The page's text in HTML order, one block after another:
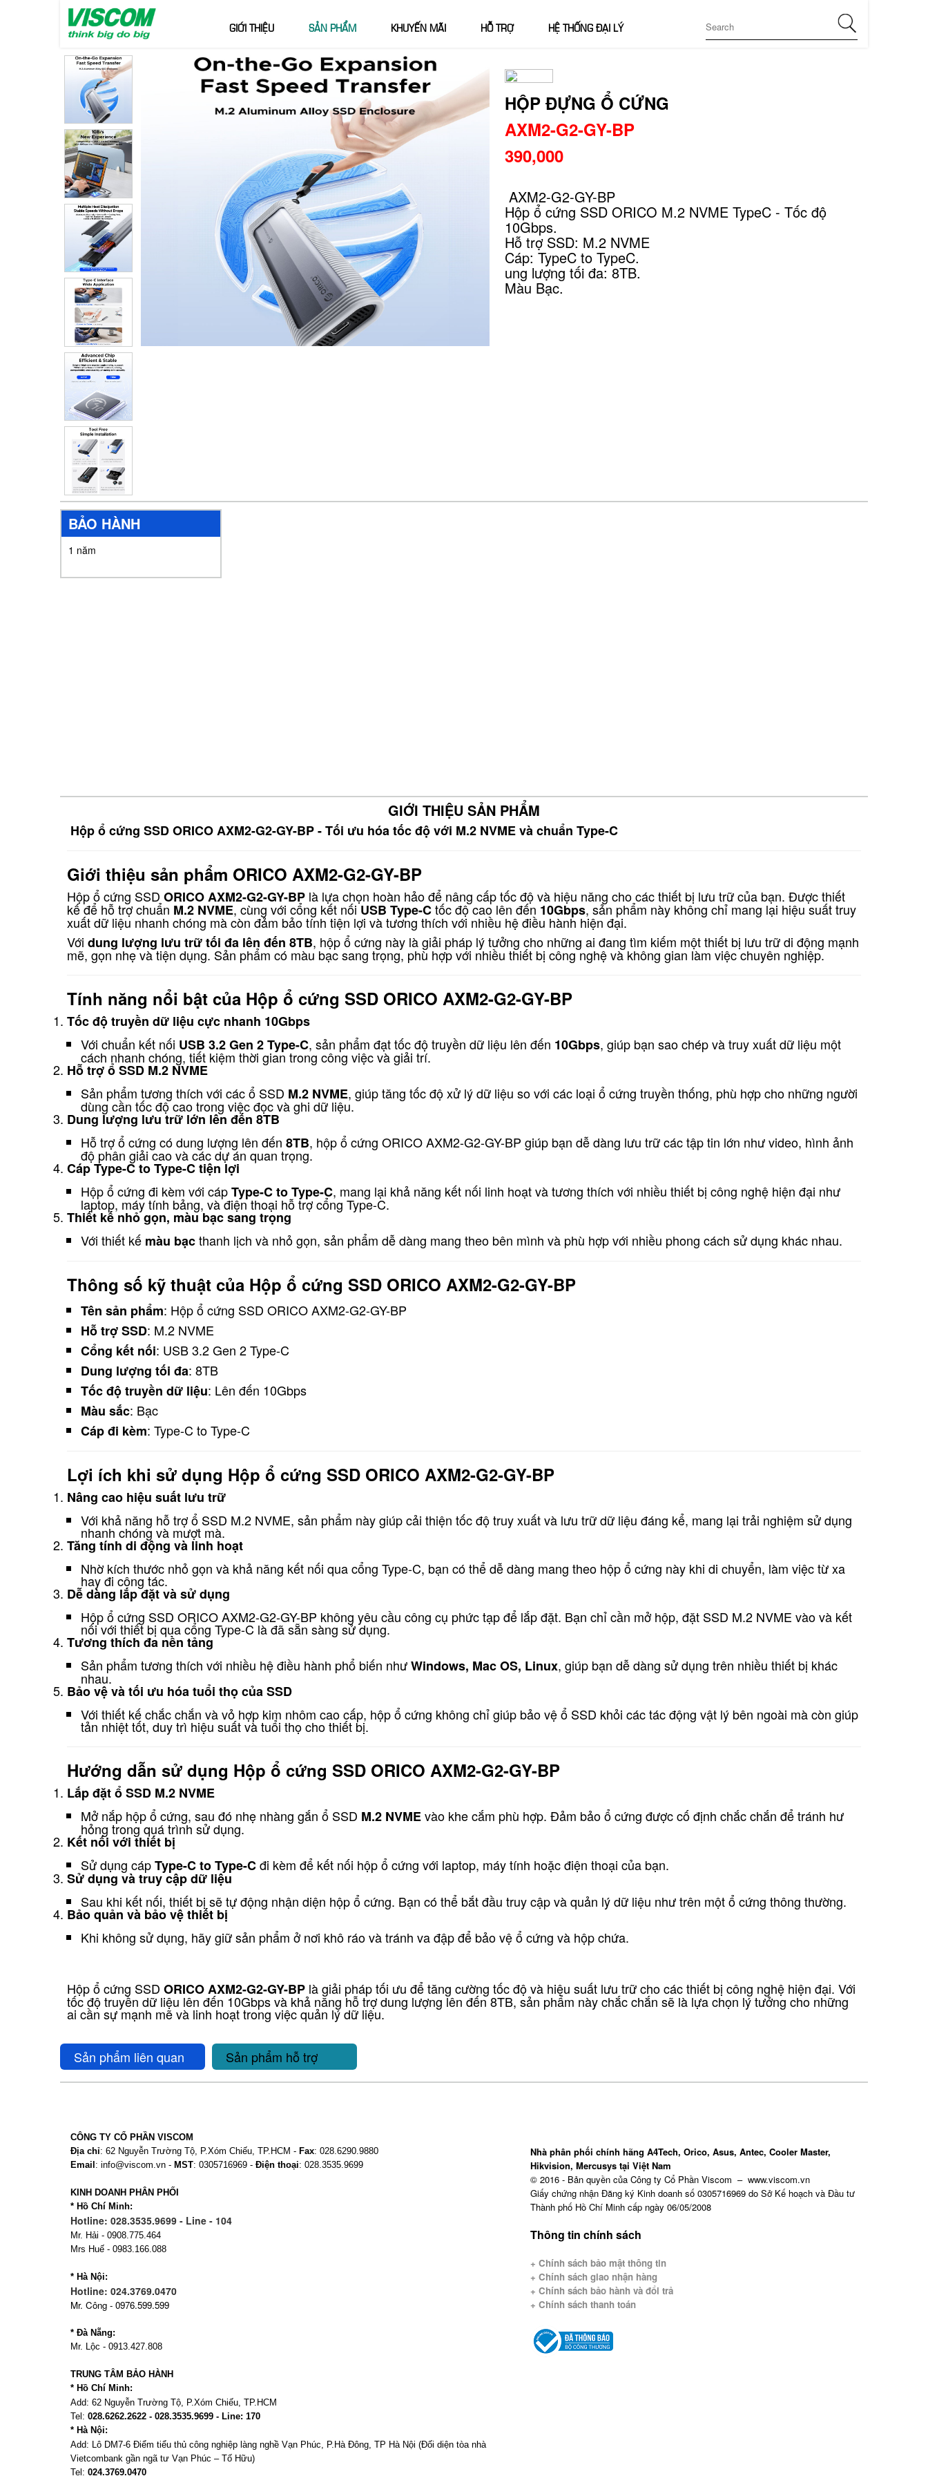
GIỚI THIỆU SẢN PHẨM KHUYẾN MÃI HỖ TRỢ HỆ THỐNG ĐẠI LÝ
HỘP ĐỰNG Ổ CỨNG
AXM2-G2-GY-BP
390,000
AXM2-G2-GY-BP
Hộp ổ cứng SSD ORICO M.2 NVME TypeC - Tốc độ
10Gbps.
Hỗ trợ SSD: M.2 NVME
Cáp: TypeC to TypeC.
ung lượng tối đa: 8TB.
Màu Bạc.
BẢO HÀNH
1 năm
GIỚI THIỆU SẢN PHẨM
Hộp ổ cứng SSD ORICO AXM2-G2-GY-BP - Tối ưu hóa tốc độ với M.2 NVME và chuẩn Type-C
Giới thiệu sản phẩm ORICO AXM2-G2-GY-BP
Hộp ổ cứng SSD ORICO AXM2-G2-GY-BP là lựa chọn hoàn hảo để nâng cấp tốc độ và hiệu năng cho các thiết bị lưu trữ của bạn. Được thiết
kế để hỗ trợ chuẩn M.2 NVME, cùng với cổng kết nốiUSB Type-Ctốc độ cao lên đến 10Gbps, sản phẩm này không chỉ mang lại hiệu suất truy
xuất dữ liệu nhanh chóng mà còn đảm bảo tính tiện lợi và tương thích với nhiều hệ điều hành hiện đại.
Với dung lượng lưu trữ tối đa lên đến 8TB, hộp ổ cứng này là giải pháp lý tưởng cho những ai đang tìm kiếm một thiết bị lưu trữ di động mạnh
mẽ, gọn nhẹ và tiện dụng. Sản phẩm có màu bạc sang trọng, phù hợp với nhiều thiết bị công nghệ và không gian làm việc chuyên nghiệp.
Tính năng nổi bật của Hộp ổ cứng SSD ORICO AXM2-G2-GY-BP
Tốc độ truyền dữ liệu cực nhanh 10Gbps
Với chuẩn kết nối USB 3.2 Gen 2 Type-C, sản phẩm đạt tốc độ truyền dữ liệu lên đến 10Gbps, giúp bạn sao chép và truy xuất dữ liệu một
cách nhanh chóng, tiết kiệm thời gian trong công việc và giải trí.
Hỗ trợ ổ SSD M.2 NVME
Sản phẩm tương thích với các ổ SSD M.2 NVME, giúp tăng tốc độ xử lý dữ liệu so với các loại ổ cứng truyền thống, phù hợp cho những người
dùng cần tốc độ cao trong việc đọc và ghi dữ liệu.
Dung lượng lưu trữ lớn lên đến 8TB
Hỗ trợ ổ cứng có dung lượng lên đến 8TB, hộp ổ cứng ORICO AXM2-G2-GY-BP giúp bạn dễ dàng lưu trữ các tập tin lớn như video, hình ảnh
độ phân giải cao và các dự án quan trọng.
Cáp Type-C to Type-C tiện lợi
Hộp ổ cứng đi kèm với cápType-C to Type-C, mang lại khả năng kết nối linh hoạt và tương thích với nhiều thiết bị công nghệ hiện đại như
laptop, máy tính bảng, và điện thoại hỗ trợ cổng Type-C.
Thiết kế nhỏ gọn, màu bạc sang trọng
Với thiết kế màu bạcthanh lịch và nhỏ gọn, sản phẩm dễ dàng mang theo bên mình và phù hợp với nhiều phong cách sử dụng khác nhau.
Thông số kỹ thuật của Hộp ổ cứng SSD ORICO AXM2-G2-GY-BP
Tên sản phẩm: Hộp ổ cứng SSD ORICO AXM2-G2-GY-BP
Hỗ trợ SSD: M.2 NVME
Cổng kết nối: USB 3.2 Gen 2 Type-C
Dung lượng tối đa: 8TB
Tốc độ truyền dữ liệu: Lên đến 10Gbps
Màu sắc: Bạc
Cáp đi kèm: Type-C to Type-C
Lợi ích khi sử dụng Hộp ổ cứng SSD ORICO AXM2-G2-GY-BP
Nâng cao hiệu suất lưu trữ
Với khả năng hỗ trợ ổ SSD M.2 NVME, sản phẩm này giúp cải thiện tốc độ truy xuất và lưu trữ dữ liệu đáng kể, mang lại trải nghiệm sử dụng
nhanh chóng và mượt mà.
Tăng tính di động và linh hoạt
Nhờ kích thước nhỏ gọn và khả năng kết nối qua cổng Type-C, bạn có thể dễ dàng mang theo hộp ổ cứng này khi di chuyển, làm việc từ xa
hay đi công tác.
Dễ dàng lắp đặt và sử dụng
Hộp ổ cứng SSD ORICO AXM2-G2-GY-BP không yêu cầu công cụ phức tạp để lắp đặt. Bạn chỉ cần mở hộp, đặt SSD M.2 NVME vào và kết
nối với thiết bị qua cổng Type-C là đã sẵn sàng sử dụng.
Tương thích đa nền tảng
Sản phẩm tương thích với nhiều hệ điều hành phổ biến nhưWindows, Mac OS, Linux, giúp bạn dễ dàng sử dụng trên nhiều thiết bị khác
nhau.
Bảo vệ và tối ưu hóa tuổi thọ của SSD
Với thiết kế chắc chắn và vỏ hợp kim nhôm cao cấp, hộp ổ cứng không chỉ giúp bảo vệ ổ SSD khỏi các tác động vật lý bên ngoài mà còn giúp
tản nhiệt tốt, duy trì hiệu suất và tuổi thọ cho thiết bị.
Hướng dẫn sử dụng Hộp ổ cứng SSD ORICO AXM2-G2-GY-BP
Lắp đặt ổ SSD M.2 NVME
Mở nắp hộp ổ cứng, sau đó nhẹ nhàng gắn ổ SSD M.2 NVMEvào khe cắm phù hợp. Đảm bảo ổ cứng được cố định chắc chắn để tránh hư
hỏng trong quá trình sử dụng.
Kết nối với thiết bị
Sử dụng cápType-C to Type-Cđi kèm để kết nối hộp ổ cứng với laptop, máy tính hoặc điện thoại của bạn.
Sử dụng và truy cập dữ liệu
Sau khi kết nối, thiết bị sẽ tự động nhận diện hộp ổ cứng. Bạn có thể bắt đầu truy cập và quản lý dữ liệu như trên một ổ cứng thông thường.
Bảo quản và bảo vệ thiết bị
Khi không sử dụng, hãy giữ sản phẩm ở nơi khô ráo và tránh va đập để bảo vệ ổ cứng và hộp chứa.
Hộp ổ cứng SSD ORICO AXM2-G2-GY-BP là giải pháp tối ưu để tăng cường tốc độ và hiệu suất lưu trữ cho các thiết bị công nghệ hiện đại. Với
tốc độ truyền dữ liệu lên đến 10Gbps và khả năng hỗ trợ dung lượng lên đến 8TB, sản phẩm này chắc chắn sẽ là lựa chọn lý tưởng cho những
ai cần sự mạnh mẽ và linh hoạt trong việc quản lý dữ liệu.
Sản phẩm liên quan Sản phẩm hỗ trợ
CÔNG TY CỔ PHẦN VISCOM
Địa chỉ: 62 Nguyễn Trường Tộ, P.Xóm Chiếu, TP.HCM - Fax: 028.6290.9880
Email: info@viscom.vn - MST: 0305716969 - Điện thoại: 028.3535.9699
KINH DOANH PHÂN PHỐI
* Hồ Chí Minh:
Hotline: 028.3535.9699 - Line - 104
Mr. Hải - 0908.775.464
Mrs Huế - 0983.166.088
* Hà Nội:
Hotline: 024.3769.0470
Mr. Công - 0976.599.599
* Đà Nẵng:
Mr. Lộc - 0913.427.808
TRUNG TÂM BẢO HÀNH
* Hồ Chí Minh:
Add: 62 Nguyễn Trường Tộ, P.Xóm Chiếu , TP.HCM
Tel: 028.6262.2622 - 028.3535.9699 - Line: 170
* Hà Nội:
Add: Lô DM7-6 Điểm tiểu thủ công nghiệp làng nghề Vạn Phúc, P.Hà Đông, TP Hà Nội (Đối diện tòa nhà
Vietcombank gần ngã tư Vạn Phúc – Tố Hữu)
Tel: 024.3769.0470
Nhà phân phối chính hãng A4Tech, Orico, Asus, Antec, Cooler Master,
Hikvision, Mercusys tại Việt Nam
© 2016 - Bản quyền của Công ty Cổ Phần Viscom – www.viscom.vn
Giấy chứng nhận Đăng ký Kinh doanh số 0305716969 do Sở Kế hoạch và Đầu tư
Thành phố Hồ Chí Minh cấp ngày 06/05/2008
Thông tin chính sách
+ Chính sách bảo mật thông tin
+ Chính sách giao nhận hàng
+ Chính sách bảo hành và đổi trả
+ Chính sách thanh toán